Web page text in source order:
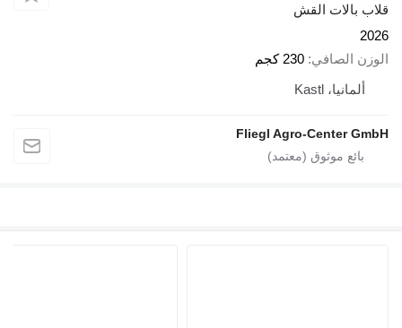
قلاب بالات القش
2026
الوزن الصافي 230 كجم
ألمانيا، Kastl
Fliegl Agro-Center GmbH